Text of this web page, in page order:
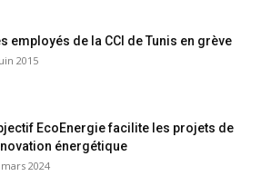
employés de la CCI de Tunis en grève
2015
EcoEnergie facilite les projets de
énergétique
mars 2024